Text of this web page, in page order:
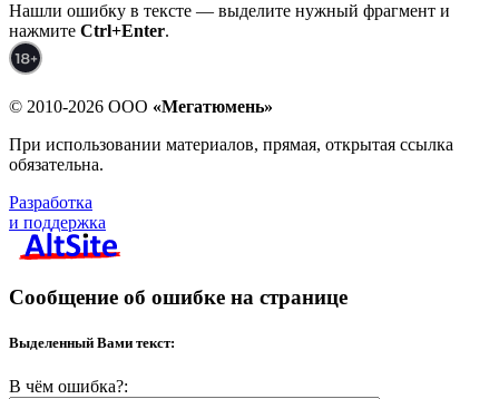
Нашли ошибку в тексте — выделите нужный фрагмент и
нажмите Ctrl+Enter.
© 2010-2026 ООО «Мегатюмень»
При использовании материалов, прямая, открытая ссылка
обязательна.
Разработка
и поддержка
Сообщение об ошибке на странице
Выделенный Вами текст:
В чём ошибка?: